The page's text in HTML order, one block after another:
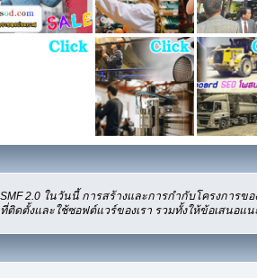
2.0 ในวันนี้ การสร้างและการกำกับโครงการข
ติดตั้งและใช้ซอฟต์แวร์ของเรา รวมทั้งให้ข้อเสนอ